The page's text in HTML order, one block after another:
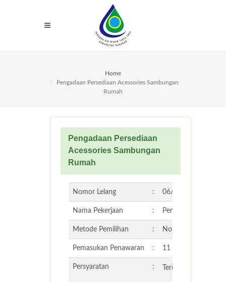
Home
Pengadaan Persediaan Acessories Sambungan
Rumah
Pengadaan Persediaan
Acessories Sambungan
Rumah
Nomor Lelang : 06/PB/TRANDIST-
Nama Pekerjaan : Pengadaan
Metode Pemilihan : Non-Tender
Pemasukan Penawaran : 11 November 2025
Persyaratan : Terdaftar sebagai